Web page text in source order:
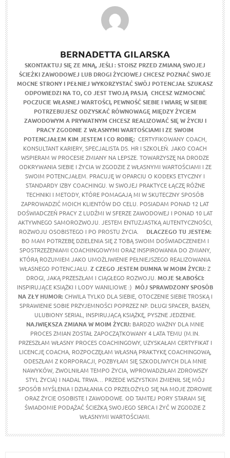
BERNADETTA GILARSKA
SKONTAKTUJ SIĘ ZE MNĄ, JEŚLI :STOISZ PRZED ZMIANĄ SWOJEJ
ŚCIEŻKI ZAWODOWEJ LUB DROGI ŻYCIOWEJ CHCESZ POZNAĆ SWOJE
MOCNE STRONY I PEŁNIEJ WYKORZYSTAĆ SWÓJ POTENCJAŁSZUKASZ
ODPOWIEDZI NA TO, CO JEST TWOJĄ PASJĄ CHCESZ WZMOCNIĆ
POCZUCIE WŁASNEJ WARTOŚCI, PEWNOŚĆ SIEBIE I WIARĘ W SIEBIE
POTRZEBUJESZ ODZYSKAĆ RÓWNOWAGĘ MIĘDZY ŻYCIEM
ZAWODOWYM A PRYWATNYM CHCESZ REALIZOWAĆ SIĘ W ŻYCIU I
PRACY ZGODNIE Z WŁASNYMI WARTOŚCIAMI I ZE SWOIM
POTENCJAŁEM KIM JESTEM I CO ROBIĘ:CERTYFIKOWANY COACH,
KONSULTANT KARIERY, SPECJALISTA DS. HR I SZKOLEŃ. JAKO COACH
WSPIERAM W PROCESIE ZMIANY NA LEPSZE. TOWARZYSZĘ NA DRODZE
ODKRYWANIA SIEBIE I ŻYCIA W ZGODZIE Z WŁASNYMI WARTOŚCIAMI I ZE
SWOIM POTENCJAŁEM. PRACUJĘ W OPARCIU O KODEKS ETYCZNY I
STANDARDY IZBY COACHINGU. W SWOJEJ PRAKTYCE ŁĄCZĘ RÓŻNE
TECHNIKI I METODY, KTÓRE POMAGAJĄ MI W SKUTECZNY SPOSÓB
ZAPROWADZIĆ MOICH KLIENTÓW DO CELU. POSIADAM PONAD 12 LAT
DOŚWIADCZEŃ PRACY Z LUDŹMI W SFERZE ZAWODOWEJ I PONAD 10 LAT
AKTYWNEGO SAMOROZWOJU. JESTEM ENTUZJASTKĄ AUTENTYCZNOŚCI,
ROZWOJU OSOBISTEGO I PO PROSTU ŻYCIA. DLACZEGO TU JESTEM:
BO MAM POTRZEBĘ DZIELENIA SIĘ Z TOBĄ SWOIM DOŚWIADCZENIEM I
SPOSTRZEŻENIAMI COACHINGOWYMI ORAZ INSPIROWANIA DO ZMIANY,
KTÓRĄ ROZUMIEM JAKO UMOŻLIWIENIE PEŁNIEJSZEGO REALIZOWANIA
WŁASNEGO POTENCJAŁU. Z CZEGO JESTEM DUMNA W MOIM ŻYCIU:Z
DROGI, JAKĄ PRZESZŁAM I CIĄGŁEGO ROZWOJU. MOJE SŁABOŚCI:
INSPIRUJĄCE KSIĄŻKI I LODY WANILIOWE :) MÓJ SPRAWDZONY SPOSÓB
NA ZŁY HUMOR:CHWILA TYLKO DLA SIEBIE, OTOCZENIE SIEBIE TROSKĄ I
SPRAWIENIE SOBIE PRZYJEMNOŚCI POPRZEZ NP. DŁUGI SPACER, BASEN,
ULUBIONY SERIAL, INSPIRUJĄCĄ KSIĄŻKĘ, PYSZNE JEDZENIE.
NAJWIĘKSZA ZMIANA W MOIM ŻYCIU: BARDZO WAŻNY DLA MNIE
PROCES ZMIAN ZOSTAŁ ZAPOCZĄTKOWANY 4 LATA TEMU (M.IN.
PRZESZŁAM WŁASNY PROCES COACHINGOWY, UZYSKAŁAM CERTYFIKAT I
LICENCJĘ COACHA, ROZPOCZĘŁAM WŁASNĄ PRAKTYKĘ COACHINGOWĄ,
ODESZŁAM Z KORPORACJI, POZBYŁAM SIĘ SZKODLIWYCH DLA MNIE
NAWYKÓW, ZWOLNIŁAM TEMPO ŻYCIA, WPROWADZIŁAM ZDROWSZY
STYL ŻYCIA) I NADAL TRWA… PRZEDE WSZYSTKIM ZMIENIŁ SIĘ MÓJ
SPOSÓB MYŚLENIA I DZIAŁANIA CO PRZEŁOŻYŁO SIĘ NA MOJE ZDROWIE
ORAZ ŻYCIE OSOBISTE I ZAWODOWE. OD TAMTEJ PORY STARAM SIĘ
ŚWIADOMIE PODĄŻAĆ ŚCIEŻKĄ SWOJEGO SERCA I ŻYĆ W ZGODZIE Z
WŁASNYMI WARTOŚCIAMI.